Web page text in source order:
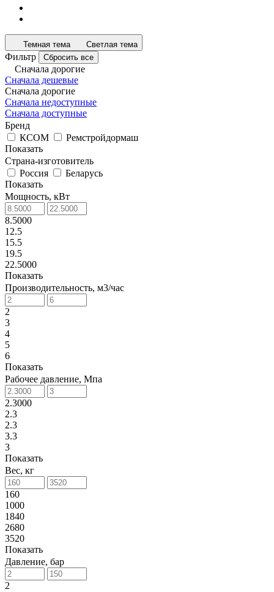
Темная тема Светлая тема
Фильтр Сбросить все
Сначала дорогие
Сначала дешевые
Сначала дорогие
Сначала недоступные
Сначала доступные
Бренд
КСОМ
Ремстройдормаш
Показать
Страна-изготовитель
Россия
Беларусь
Показать
Мощность, кВт
8.5000
12.5
15.5
19.5
22.5000
Показать
Производительность, м3/час
2
3
4
5
6
Показать
Рабочее давление, Мпа
2.3000
2.3
2.3
3.3
3
Показать
Вес, кг
160
1000
1840
2680
3520
Показать
Давление, бар
2